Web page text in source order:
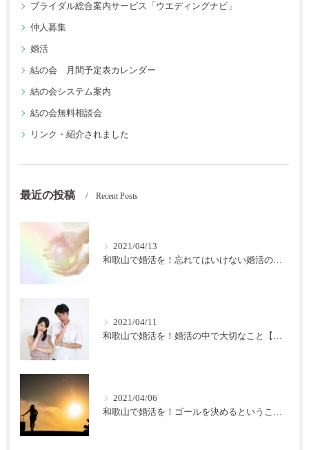
ブライダル総合案内サービス「ウエディングナビ」
仲人募集
婚活
結の会 月間予定表カレンダー
結の会システム案内
結の会無料相談会
リンク・紹介されました
最近の投稿 Recent Posts
2021/04/13
和歌山で婚活を！忘れてはいけない婚活の秘訣【結の会】
2021/04/11
2021/04/06